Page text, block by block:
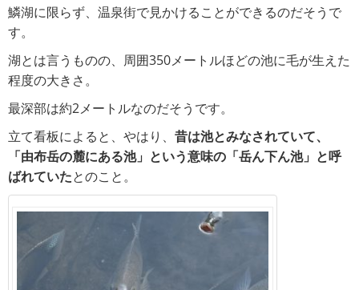
鱗湖に限らず、温泉街で見かけることができるのだそうで
す。
湖とは言うものの、周囲350メートルほどの池に毛が生えた
程度の大きさ。
最深部は約2メートルなのだそうです。
立て看板によると、やはり、 昔は池とみなされていて、
「由布岳の麓にある池」という意味の「岳ん下ん池」と呼
ばれていたとのこと。